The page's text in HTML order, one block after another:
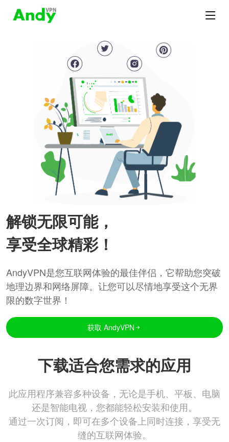
解锁无限可能，
享受全球精彩！
AndyVPN是您互联网体验的最佳伴侣，它帮助您突破
地理边界和网络屏障。让您可以尽情地享受这个无界
限的数字世界！
获取 AndyVPN
下载适合您需求的应用
此应用程序兼容多种设备，无论是手机、平板、电脑
还是智能电视，您都能轻松安装和使用。
通过一次订阅，即可在多个设备上同时连接，享受无
缝的互联网体验。